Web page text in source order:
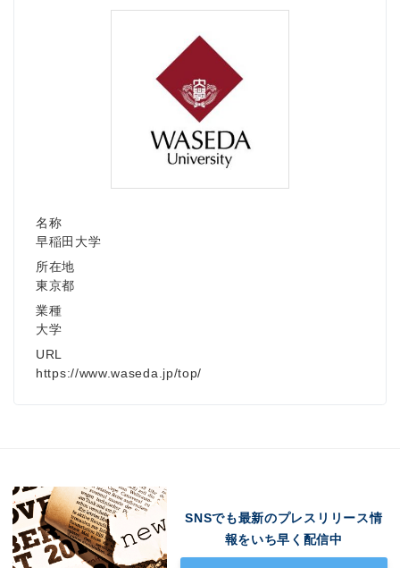
名称
早稲田大学
所在地
東京都
業種
大学
URL
https://www.waseda.jp/top/
SNSでも最新のプレスリリース情
報をいち早く配信中